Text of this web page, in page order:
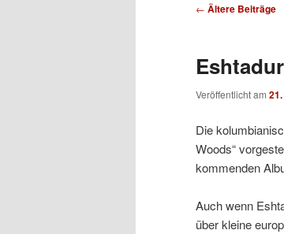
Beitragsnavigation
← Ältere Beiträge
Veröffentlicht am
Die
Woods“
kommenden
Auch wenn
über kleine